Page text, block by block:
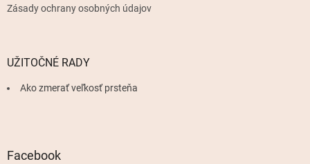
Zásady ochrany osobných údajov
UŽITOČNÉ RADY
Ako zmerať veľkosť prsteňa
Facebook